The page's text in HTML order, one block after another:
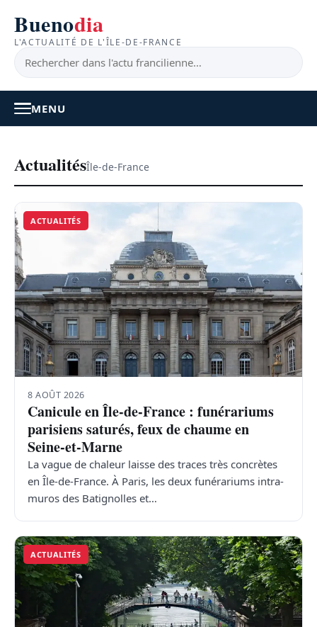
Buenodia
L'ACTUALITÉ DE L'ÎLE-DE-FRANCE
MENU
ACTUALITÉ
BONS PLANS
FEEL GOOD
FAITS DIVERS
TRANSPORTS
ÉCONOMIE
POLITIQUE
SPORT
CULTURE
SCIENCES & TECH
ActualitésÎle-de-France
ACTUALITÉS
8 AOÛT 2026
Canicule en Île-de-France : funérariums
parisiens saturés, feux de chaume en
Seine-et-Marne
La vague de chaleur laisse des traces très concrètes
en Île-de-France. À Paris, les deux funérariums intra-
muros des Batignolles et…
ACTUALITÉS